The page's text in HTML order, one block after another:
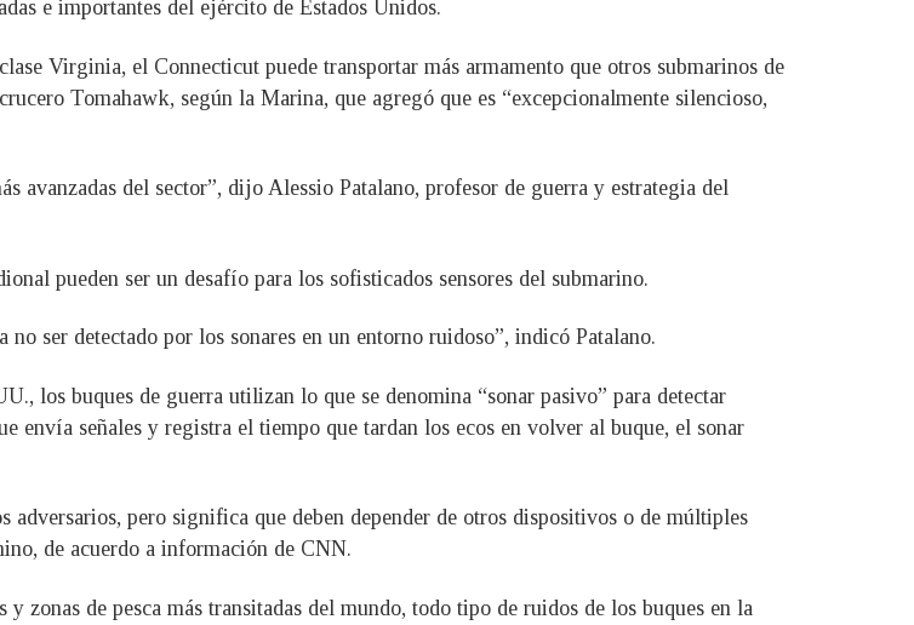
e importantes del ejército de Estados Unidos.
Virginia, el Connecticut puede transportar más armamento que otros submarinos de
Tomahawk, según la Marina, que agregó que es “excepcionalmente silencioso,
avanzadas del sector”, dijo Alessio Patalano, profesor de guerra y estrategia del
pueden ser un desafío para los sofisticados sensores del submarino.
ser detectado por los sonares en un entorno ruidoso”, indicó Patalano.
los buques de guerra utilizan lo que se denomina “sonar pasivo” para detectar
envía señales y registra el tiempo que tardan los ecos en volver al buque, el sonar
pero significa que deben depender de otros dispositivos o de múltiples
de acuerdo a información de CNN.
zonas de pesca más transitadas del mundo, todo tipo de ruidos de los buques en la